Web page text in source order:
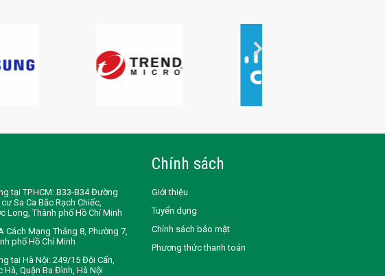
tại TP.HCM: B33-B34 Đường
Sa Ca Bắc Rạch Chiếc,
Long, Thành phố Hồ Chí Minh
Cách Mạng Tháng 8, Phường 7,
phố Hồ Chí Minh
tại Hà Nội: 249/15 Đội Cấn,
Quận Ba Đình, Hà Nội
Chính sách
Giới thiệu
Tuyển dụng
Chính sách bảo mật
Phương thức thanh toán